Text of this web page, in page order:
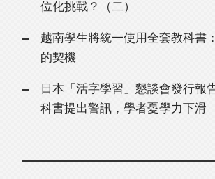
位化挑戰？（二）
越南學生將統一使用全套教科書
的契機
日本「活字學習」懇談會發行報
科書提出警訊，學者憂學力下滑